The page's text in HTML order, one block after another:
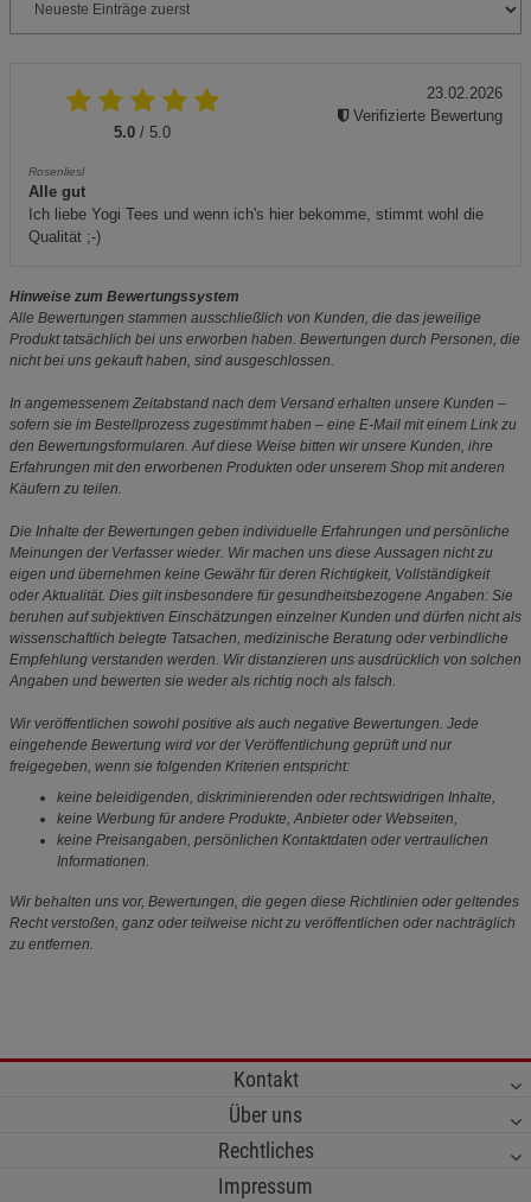
5.0 / 5.0
Rosenliesl
Alle gut
Ich liebe Yogi Tees und wenn ich's hier bekomme, stimmt wohl die
Qualität ;-)
23.02.2026
Verifizierte Bewertung
Hinweise zum Bewertungssystem
Alle Bewertungen stammen ausschließlich von Kunden, die das jeweilige
Produkt tatsächlich bei uns erworben haben. Bewertungen durch Personen, die
nicht bei uns gekauft haben, sind ausgeschlossen.
In angemessenem Zeitabstand nach dem Versand erhalten unsere Kunden –
sofern sie im Bestellprozess zugestimmt haben – eine E-Mail mit einem Link zu
den Bewertungsformularen. Auf diese Weise bitten wir unsere Kunden, ihre
Erfahrungen mit den erworbenen Produkten oder unserem Shop mit anderen
Käufern zu teilen.
Die Inhalte der Bewertungen geben individuelle Erfahrungen und persönliche
Meinungen der Verfasser wieder. Wir machen uns diese Aussagen nicht zu
eigen und übernehmen keine Gewähr für deren Richtigkeit, Vollständigkeit
oder Aktualität. Dies gilt insbesondere für gesundheitsbezogene Angaben: Sie
beruhen auf subjektiven Einschätzungen einzelner Kunden und dürfen nicht als
wissenschaftlich belegte Tatsachen, medizinische Beratung oder verbindliche
Empfehlung verstanden werden. Wir distanzieren uns ausdrücklich von solchen
Angaben und bewerten sie weder als richtig noch als falsch.
Wir veröffentlichen sowohl positive als auch negative Bewertungen. Jede
eingehende Bewertung wird vor der Veröffentlichung geprüft und nur
freigegeben, wenn sie folgenden Kriterien entspricht:
keine beleidigenden, diskriminierenden oder rechtswidrigen Inhalte,
keine Werbung für andere Produkte, Anbieter oder Webseiten,
keine Preisangaben, persönlichen Kontaktdaten oder vertraulichen
Informationen.
Wir behalten uns vor, Bewertungen, die gegen diese Richtlinien oder geltendes
Recht verstoßen, ganz oder teilweise nicht zu veröffentlichen oder nachträglich
zu entfernen.
Kontakt
Über uns
Rechtliches
Impressum